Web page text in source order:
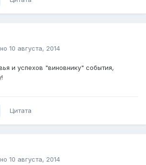
10 августа, 2014
и успехов "виновнику" события,
Цитата
10 августа, 2014